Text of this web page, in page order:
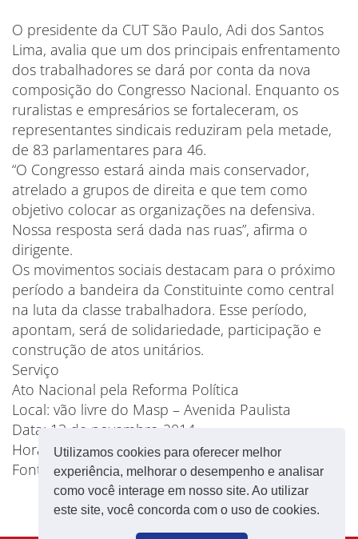
Utilizamos cookies para oferecer melhor
experiência, melhorar o desempenho e analisar
como você interage em nosso site. Ao utilizar
este site, você concorda com o uso de cookies.
O presidente da CUT São Paulo, Adi dos Santos
Lima, avalia que um dos principais enfrentamento
dos trabalhadores se dará por conta da nova
composição do Congresso Nacional. Enquanto os
ruralistas e empresários se fortaleceram, os
representantes sindicais reduziram pela metade,
de 83 parlamentares para 46.
“O Congresso estará ainda mais conservador,
atrelado a grupos de direita e que tem como
objetivo colocar as organizações na defensiva.
Nossa resposta será dada nas ruas”, afirma o
dirigente.
Os movimentos sociais destacam para o próximo
período a bandeira da Constituinte como central
na luta da classe trabalhadora. Esse período,
apontam, será de solidariedade, participação e
construção de atos unitários.
Serviço
Ato Nacional pela Reforma Política
Local: vão livre do Masp – Avenida Paulista
Data: 13 de novembro 2014
Horário: 17h
Fonte: CUT Nacional